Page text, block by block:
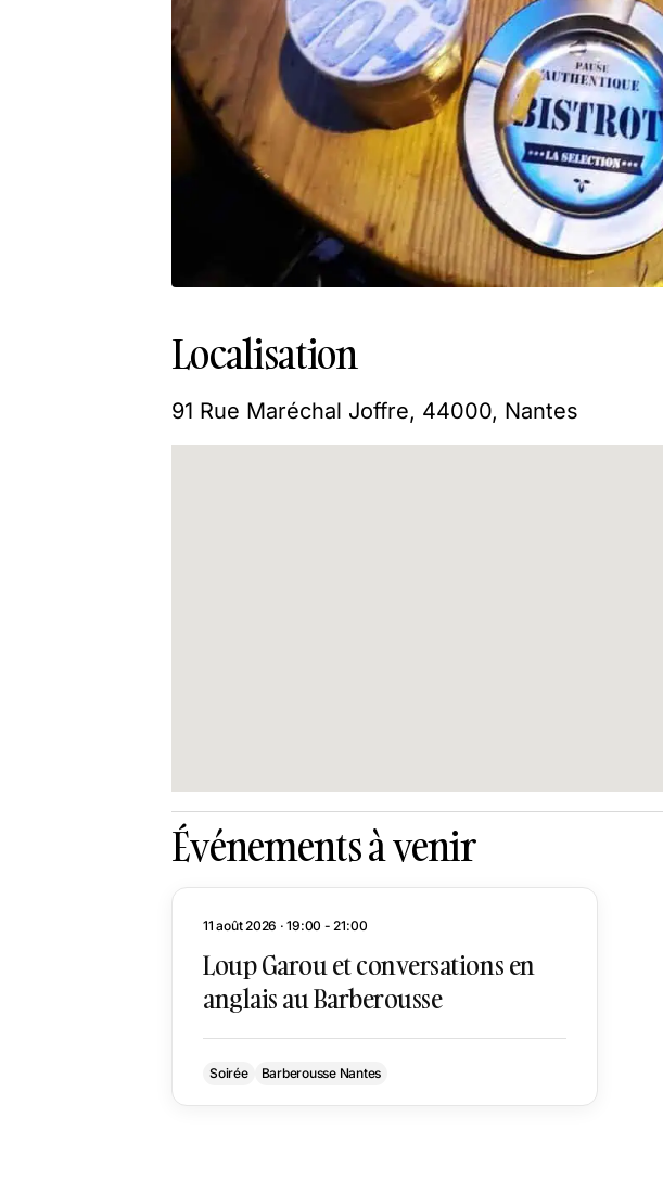
Localisation
91 Rue Maréchal Joffre, 44000, Nantes
Événements à venir
11 août 2026 · 19:00 - 21:00
Loup Garou et conversations en
anglais au Barberousse
Soirée Barberousse Nantes